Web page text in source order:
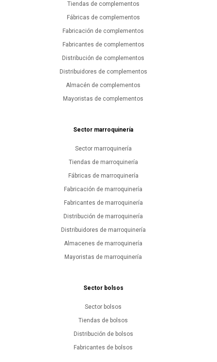
Tiendas de complementos
Fábricas de complementos
Fabricación de complementos
Fabricantes de complementos
Distribución de complementos
Distribuidores de complementos
Almacén de complementos
Mayoristas de complementos
Sector marroquinería
Sector marroquinería
Tiendas de marroquinería
Fábricas de marroquinería
Fabricación de marroquinería
Fabricantes de marroquinería
Distribución de marroquinería
Distribuidores de marroquinería
Almacenes de marroquinería
Mayoristas de marroquinería
Sector bolsos
Sector bolsos
Tiendas de bolsos
Distribución de bolsos
Fabricantes de bolsos